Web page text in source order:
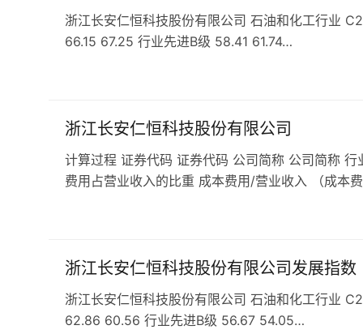
浙江长安仁恒科技股份有限公司 石油和化工行业
66.15 67.25 行业先进B级 58.41 61.74…
浙江长安仁恒科技股份有限公司
计算过程 证券代码 证券代码 公司简称 公司简称
费用占营业收入的比重 成本费用/营业收入 （成本
浙江长安仁恒科技股份有限公司发展指数
浙江长安仁恒科技股份有限公司 石油和化工行业
62.86 60.56 行业先进B级 56.67 54.05…